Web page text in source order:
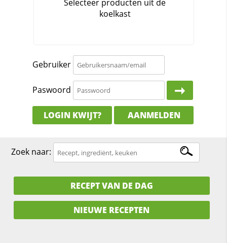
Gebruiker
Paswoord
LOGIN KWIJT? AANMELDEN
Zoek naar:
RECEPT VAN DE DAG
NIEUWE RECEPTEN